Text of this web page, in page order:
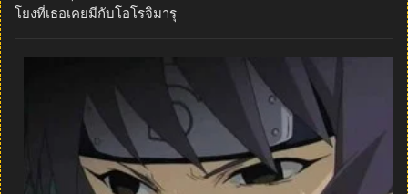
โยงที่เธอเคยมีกับโอโรจิมารุ